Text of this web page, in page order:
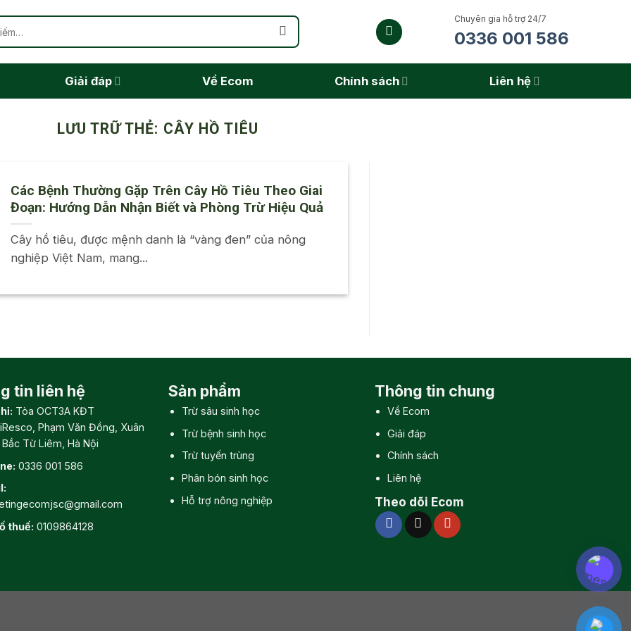
Chuyên gia hỗ trợ 24/7
0336 001 586
Giải đáp Về Ecom Chính sách Liên hệ
LƯU TRỮ THẺ: CÂY HỒ TIÊU
Các Bệnh Thường Gặp Trên Cây Hồ Tiêu Theo Giai
Đoạn: Hướng Dẫn Nhận Biết và Phòng Trừ Hiệu Quả
Cây hồ tiêu, được mệnh danh là “vàng đen” của nông
nghiệp Việt Nam, mang...
tin liên hệ
Tòa OCT3A KĐT
Phạm Văn Đồng, Xuân
Từ Liêm, Hà Nội
0336 001 586
thuế: 0109864128
Sản phẩm
Trừ sâu sinh học
Trừ bệnh sinh học
Trừ tuyến trùng
Phân bón sinh học
Hỗ trợ nông nghiệp
Thông tin chung
Về Ecom
Giải đáp
Chính sách
Liên hệ
Theo dõi Ecom